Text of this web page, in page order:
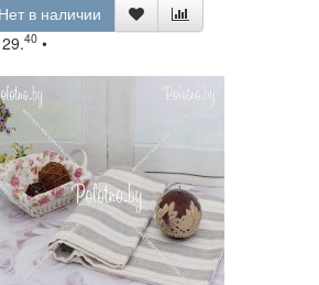
в наличии
40 •